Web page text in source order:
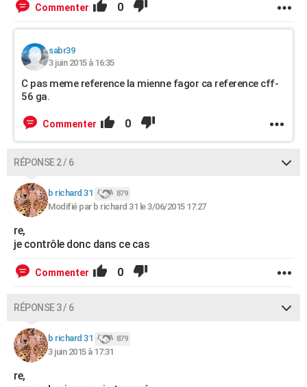
FORUMCommenter 0
sabr39
3 juin 2015 à 16:35
C pas meme reference la mienne fagor ca reference cff-
56 ga.
Commenter 0
RÉPONSE 2 / 6
b richard 31 879
Modifié par b richard 31 le 3/06/2015 17:27
re,
je contrôle donc dans ce cas
Commenter 0
RÉPONSE 3 / 6
b richard 31 879
3 juin 2015 à 17:31
re,